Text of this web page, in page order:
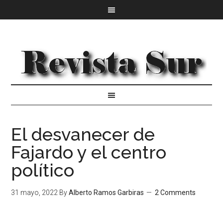
El desvanecer de
Fajardo y el centro
político
31 mayo, 2022 ByAlberto Ramos Garbiras 2 Comments